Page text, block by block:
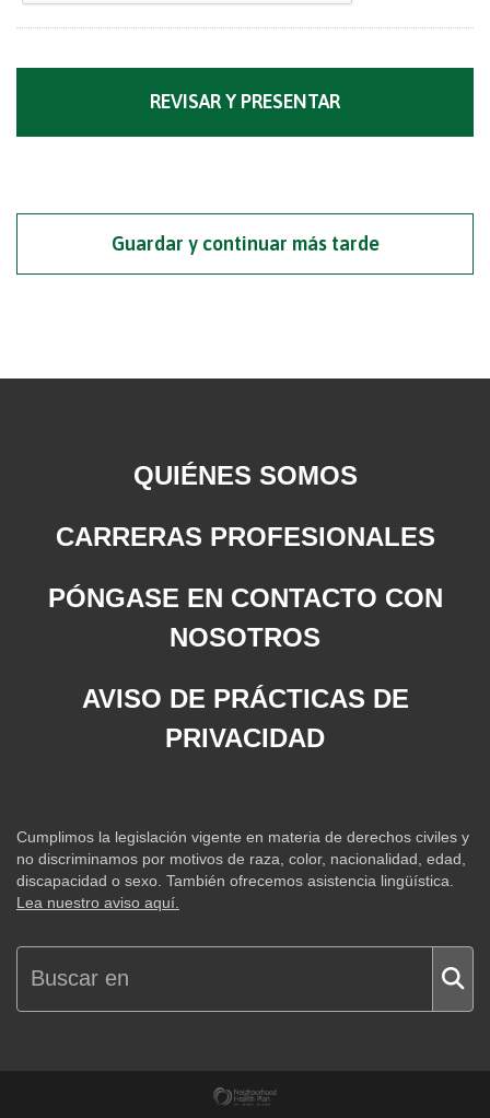
Guardar y continuar más tarde
QUIÉNES SOMOS
CARRERAS PROFESIONALES
PÓNGASE EN CONTACTO CON
NOSOTROS
AVISO DE PRÁCTICAS DE
PRIVACIDAD
Cumplimos la legislación vigente en materia de derechos civiles y
no discriminamos por motivos de raza, color, nacionalidad, edad,
discapacidad o sexo. También ofrecemos asistencia lingüística.
Lea nuestro aviso aquí.